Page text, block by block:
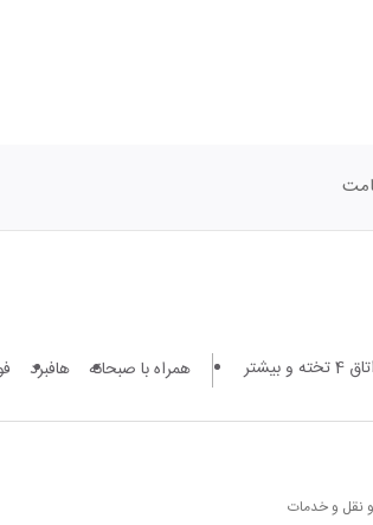
اتاق 4 تخته و بیشتر همراه با صبحانه هافبرد
نقل و خدمات